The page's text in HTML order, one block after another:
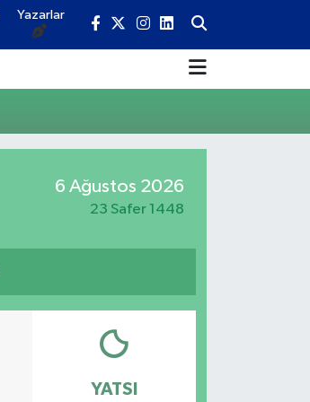
Yazarlar
6 Ağustos 2026
23 Safer 1448
YATSI